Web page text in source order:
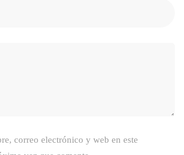
correo electrónico y web en este